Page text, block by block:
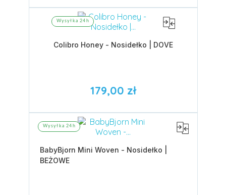
Wysyłka 24h
Colibro Honey - Nosidełko | DOVE
179,00 zł
Wysyłka 24h
BabyBjorn Mini Woven - Nosidełko |
BEŻOWE